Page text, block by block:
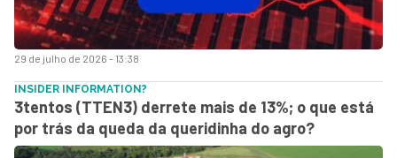
29 de julho de 2026 - 13:38
INSIDER INFORMATION?
3tentos (TTEN3) derrete mais de 13%; o que está
por trás da queda da queridinha do agro?